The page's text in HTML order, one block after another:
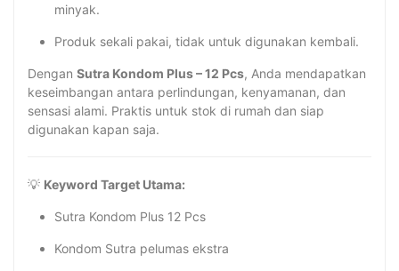
minyak.
Produk sekali pakai, tidak untuk digunakan kembali.
Dengan Sutra Kondom Plus – 12 Pcs, Anda mendapatkan
keseimbangan antara perlindungan, kenyamanan, dan
sensasi alami. Praktis untuk stok di rumah dan siap
digunakan kapan saja.
💡 Keyword Target Utama:
Sutra Kondom Plus 12 Pcs
Kondom Sutra pelumas ekstra